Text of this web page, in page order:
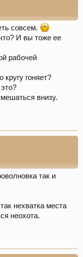
совсем.
И вы тоже ее
рабочей
гоняет?
внизу.
так и
нехватка места
неохота.